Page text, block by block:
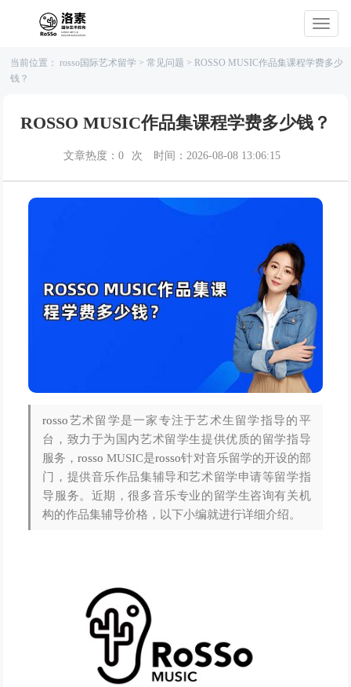
当前位置：rosso国际艺术留学 >常见问题 > ROSSO MUSIC作品集课程学费多少
钱？
ROSSO MUSIC作品集课程学费多少钱？
文章热度： 0 次 时间：2026-08-08 13:06:15
rosso艺术留学是一家专注于艺术生留学指导的平
台，致力于为国内艺术留学生提供优质的留学指导
服务，rosso MUSIC是rosso针对音乐留学的开设的部
门，提供音乐作品集辅导和艺术留学申请等留学指
导服务。近期，很多音乐专业的留学生咨询有关机
构的作品集辅导价格，以下小编就进行详细介绍。